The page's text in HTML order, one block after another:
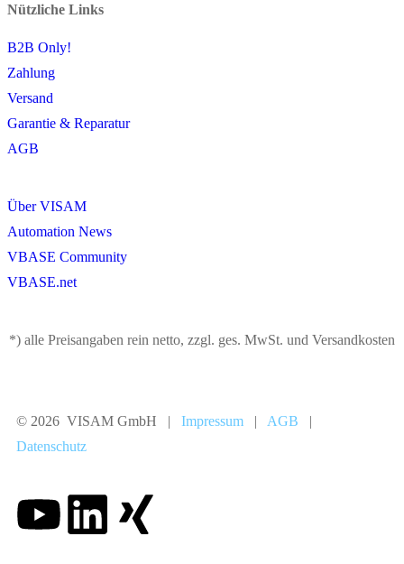
Nützliche Links
B2B Only!
Zahlung
Versand
Garantie & Reparatur
AGB
Über VISAM
Automation News
VBASE Community
VBASE.net
*) alle Preisangaben rein netto, zzgl. ges. MwSt. und Versandkosten
© 2026 VISAM GmbH | Impressum | AGB |
Datenschutz